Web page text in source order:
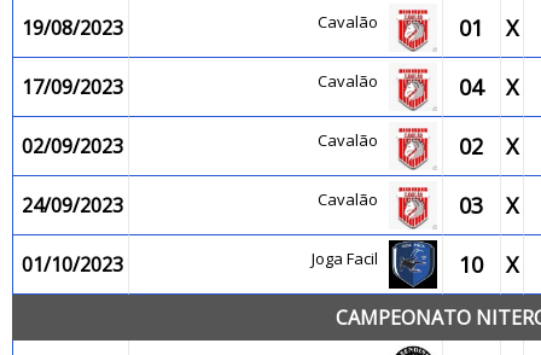
19/08/2023 Cavalão 01 X
17/09/2023 Cavalão 04 X
02/09/2023 Cavalão 02 X
24/09/2023 Cavalão 03 X
01/10/2023 Joga Facil 10 X
CAMPEONATO